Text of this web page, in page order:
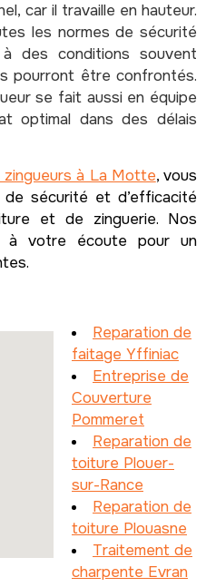
car il travaille en hauteur.
les normes de sécurité
des conditions souvent
pourront être confrontés.
se fait aussi en équipe
optimal dans des délais
zingueurs à La Motte, vous
sécurité et d’efficacité
et de zinguerie. Nos
à votre écoute pour un
Reparation de
faitage Yffiniac
Entreprise de
Couverture
Pommeret
Reparation de
toiture Plouer-
sur-Rance
Reparation de
toiture Plouasne
Traitement de
charpente Evran